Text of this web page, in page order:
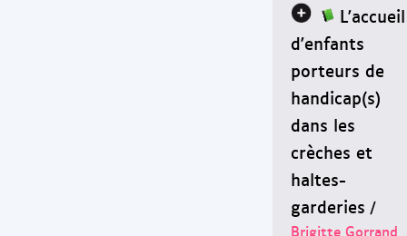
L'accueil
d'enfants
porteurs de
handicap(s)
dans les
crèches et
haltes-
garderies /
Brigitte Gorrand